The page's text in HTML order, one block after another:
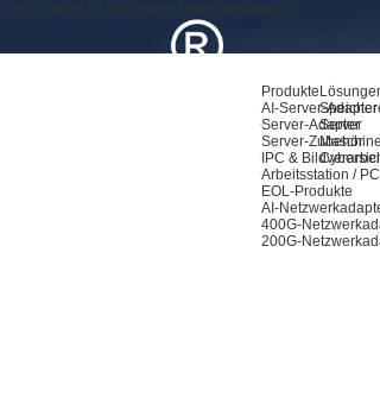
Produkte
AI-Server-Adapter
Server-Adapter
Server-Zubehör
IPC &
Arbeitsstation /
EOL-Produkte
AI-
400G-
200G-
Server
für schnellere Datenübertragung